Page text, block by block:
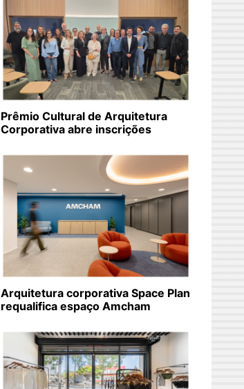
Prêmio Cultural de Arquitetura
Corporativa abre inscrições
Arquitetura corporativa Space Plan
requalifica espaço Amcham